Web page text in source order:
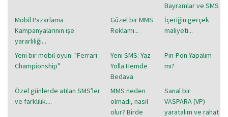
Bayramlar ve SMS
Mobil Pazarlama
Kampanyalarının işe
yararlılığı...
Güzel bir MMS
Reklamı...
İçeriğin gerçek
maliyeti...
Yeni bir mobil oyun: "Ferrari
Championship"
Yeni SMS: Yaz
Yolla Hemde
Bedava
Pin-Pon Yapalım
mı?
Özel günlerde atılan SMS'ler
ve farklılık....
MMS neden
olmadı, nasıl
olur? Birde
Sanal bir
VASPARA (VP)
yaratalım ve rahat